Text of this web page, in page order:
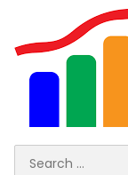
for: